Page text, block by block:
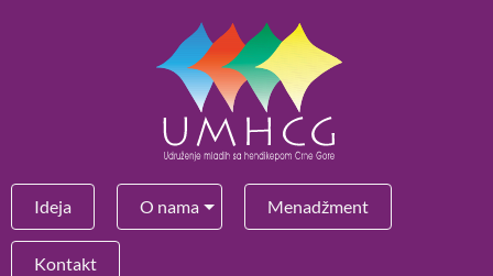
Ideja O nama Menadžment
Kontakt